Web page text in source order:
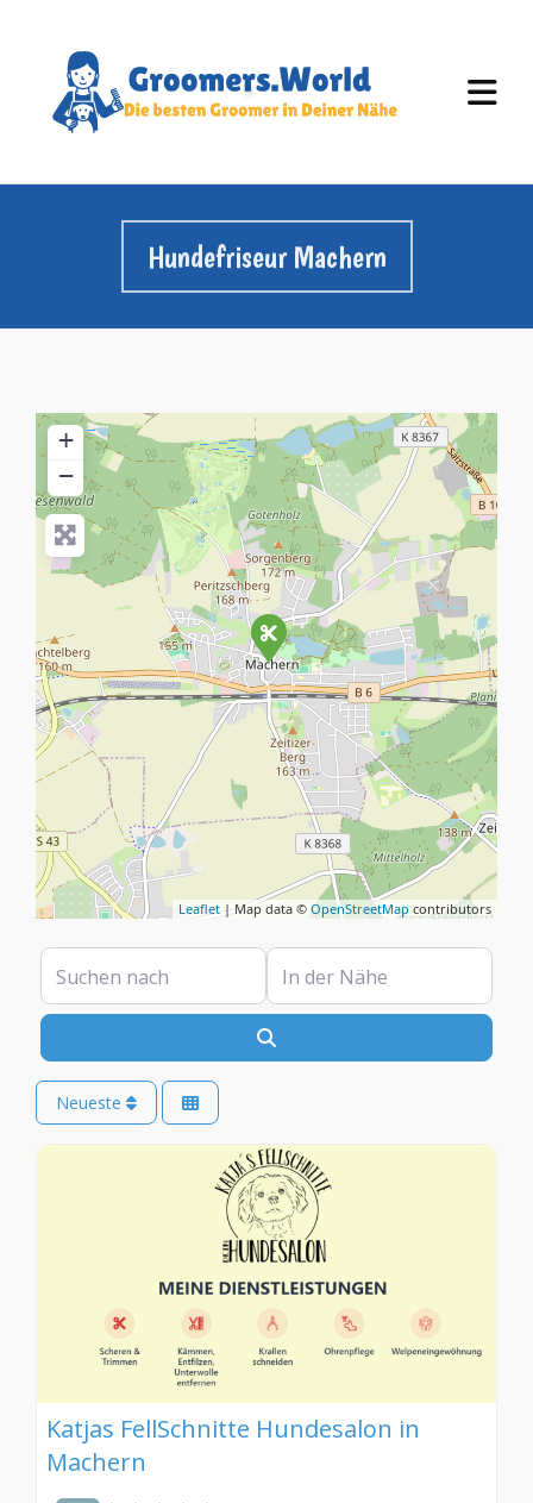
Hundefriseur Machern
+
−
Leaflet | Map data © OpenStreetMap contributors
Suchen nach In der Nähe
Neueste
Katjas FellSchnitte Hundesalon in
Machern